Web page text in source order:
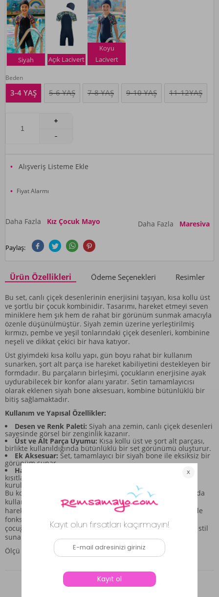
Siyah Açık Lacivert
Koyu
Lacivert
Beden
3-4 YAŞ 5-6 YAŞ 7-8 YAŞ 9-10 YAŞ 11-12YAŞ
Alışveriş Listeme Ekle
Fiyat Alarmı
Daha Fazla Kız Çocuk Mayo Daha Fazla Maresiva
Paylaş:
Ürün Özellikleri Ödeme Seçenekleri Resimler
Bu set, canlı çiçek desenlerinin enerjisini taşıyan, kısa kollu üst
ve şortlu bir çocuk kombinidir. Tasarımı, hareket etmeyi seven
miniklere hem şık hem de rahat bir görünüm sunmak amacıyla
özenle düşünülmüştür. Siyah zemin üzerine yerleştirilmiş
kırmızı, pembe ve yeşil tonlarındaki çiçek desenleri, kombinine
neşeli ve dikkat çekici bir hava katıyor.
Üst giyimdeki kısa kollu yapı, gün boyu rahat bir kullanım
sunarken, şort alt parça ise hareket kabiliyetini destekleyen bir
formdadır. Bu parçaların birleşimi, çocukların enerjisine ayak
uydurabilecek bir konfor alanı yaratır. Setin tamamlayıcısı
olarak eklenen siyah bone aksesuarı, kombine bütünlüklü bir
bitiş sağlamaktadır.
Kullanım ve Yapısal Özellikler:
Desen ve Renk Paleti: Siyah ana zemin, canlı çiçek desenleri
sayesinde görsel bir zenginlik kazanır.
Üst ve Alt Parça Uyumu: Kısa kollu üst ve şort alt parçası,
birlikte kullanıldığında bütünlüklü bir set görünümü oluşturur.
Ek Aksesuar: Set, tamamlayıcı bir siyah bone ile eksiksiz bir
görünüm sunar.
Hareket Konforu: Tasarım, çocukların oyun anlarında
kısıtlama hissetmemesi için rahat bir kesim üzerine
kurulmuştur.
Bu kombin, çocukların günlük aktivitelerinde ve su kenarında
kullanımları için uygun bir parçadır. Ürünün genel yapısı,
hareket özgürlüğünü ön planda tutarak, hem estetik hem de
fonksiyonel bir bütünlük sağlamayı hedefler. Bu parçalar,
çocuğunuzun enerjisine eşlik edecek, kullanışlı ve canlı bir stil
sunar.
Ölçü Bilgileri: